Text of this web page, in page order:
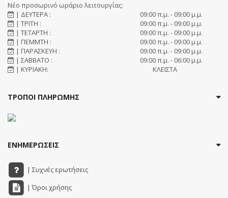
Νέο προσωρινό ωράριο λειτουργίας:
| ΔΕΥΤΕΡΑ :
09:00 π.μ. - 09:00 μ.μ.
| ΤΡΙΤΗ :
09:00 π.μ. - 09:00 μ.μ.
| ΤΕΤΑΡΤΗ :
09:00 π.μ. - 09:00 μ.μ.
| ΠΕΜΜΤΗ :
09:00 π.μ. - 09:00 μ.μ.
| ΠΑΡΑΣΚΕΥΗ :
09:00 π.μ. - 09:00 μ.μ.
| ΣΑΒΒΑΤΟ :
09:00 π.μ. - 06:00 μ.μ.
| ΚΥΡΙΑΚΗ:
ΚΛΕΙΣΤΑ
ΤΡΟΠΟΙ ΠΛΗΡΩΜΗΣ
ΕΝΗΜΕΡΩΣΕΙΣ
| Συχνές ερωτήσεις
| Όροι χρήσης